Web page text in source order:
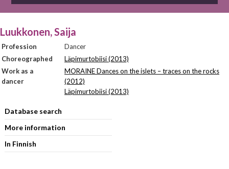
Luukkonen, Saija
Profession
Dancer
Choreographed
Läpimurtobiisi (2013)
Work as a
dancer
MORAINE Dances on the islets – traces on the rocks
(2012)
Läpimurtobiisi (2013)
Database search
More information
In Finnish